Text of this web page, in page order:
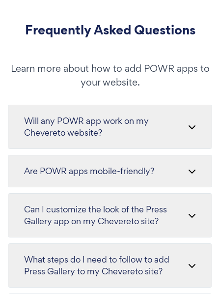
Frequently Asked Questions
Learn more about how to add POWR apps to
your website.
Will any POWR app work on my
Chevereto website?
Are POWR apps mobile-friendly?
Can I customize the look of the Press
Gallery app on my Chevereto site?
What steps do I need to follow to add
Press Gallery to my Chevereto site?